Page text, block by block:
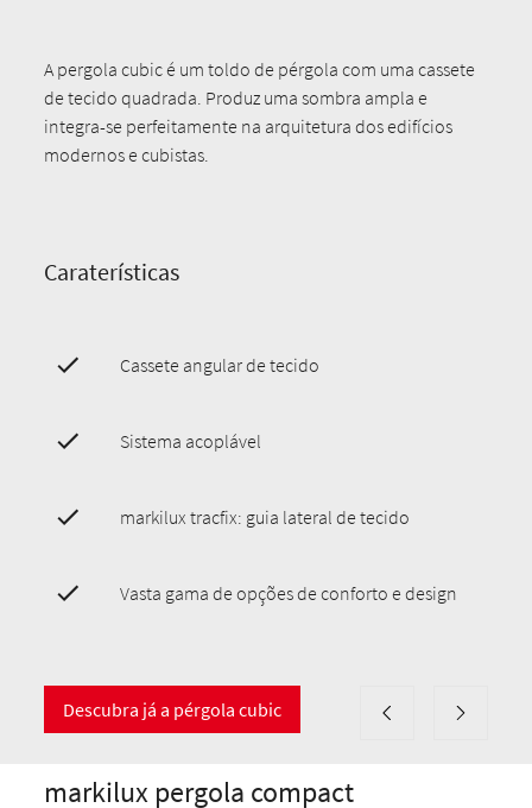
A pergola cubic é um toldo de pérgola com uma cassete
de tecido quadrada. Produz uma sombra ampla e
integra-se perfeitamente na arquitetura dos edifícios
modernos e cubistas.
Caraterísticas
Cassete angular de tecido
Sistema acoplável
markilux tracfix: guia lateral de tecido
Vasta gama de opções de conforto e design
Descubra já a pérgola cubic
markilux pergola compact